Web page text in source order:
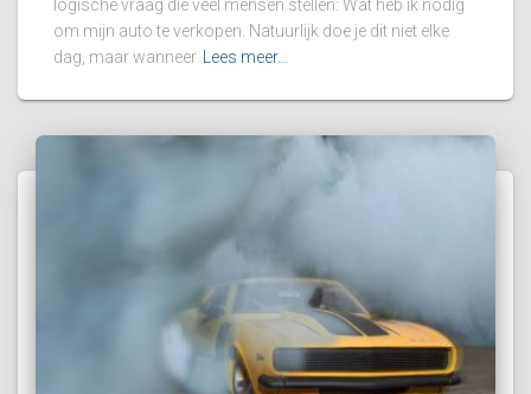
logische vraag die veel mensen stellen: Wat heb ik nodig
om mijn auto te verkopen. Natuurlijk doe je dit niet elke
dag, maar wanneer
Lees meer…